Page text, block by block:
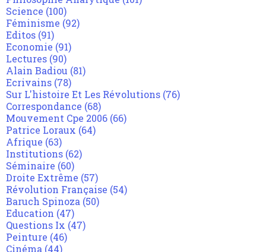
Science (100)
Féminisme (92)
Editos (91)
Economie (91)
Lectures (90)
Alain Badiou (81)
Ecrivains (78)
Sur L'histoire Et Les Révolutions (76)
Correspondance (68)
Mouvement Cpe 2006 (66)
Patrice Loraux (64)
Afrique (63)
Institutions (62)
Séminaire (60)
Droite Extrême (57)
Révolution Française (54)
Baruch Spinoza (50)
Education (47)
Questions Ix (47)
Peinture (46)
Cinéma (44)